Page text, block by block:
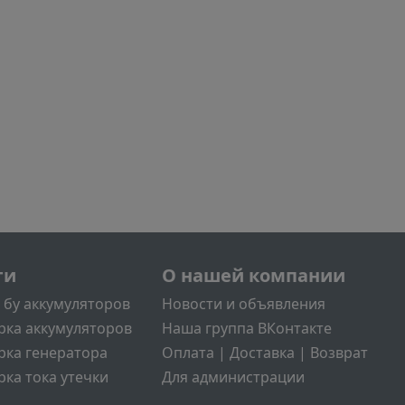
аккумуляторов
аккумуляторов
генератора
тока утечки
Меню учётной записи
О нашей компании
Новости и объявления
Наша группа ВКонтакте
Оплата | Доставка | Возврат
Для администрации